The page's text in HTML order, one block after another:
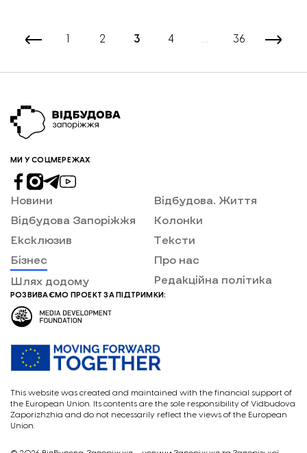
2 3 4 … 36
МИ У СОЦМЕРЕЖАХ
Новини
Відбудова Запоріжжя
Ексклюзив
Бізнес
Шлях додому
Відбудова. Життя
Колонки
Тексти
Про нас
Редакційна політика
РОЗВИВАЄМО ПРОЕКТ ЗА ПІДТРИМКИ:
This website was created and maintained with the financial support of
the European Union. Its contents are the sole responsibility of Vidbudova
Zaporizhzhia and do not necessarily reflect the views of the European
Union.